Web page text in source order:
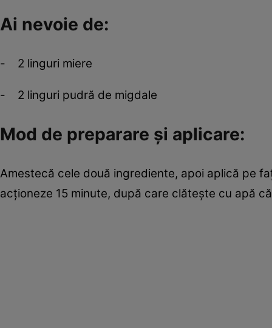
Ai nevoie de:
- 2 linguri miere
- 2 linguri pudră de migdale
Mod de preparare şi aplicare:
Amestecă cele două ingrediente, apoi aplică pe
acţioneze 15 minute, după care clăteşte cu apă